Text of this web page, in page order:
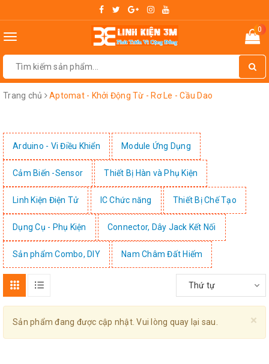
Toggle
0
Trang chủ Aptomat - Khởi Động Từ - Rơ Le - Cầu Dao
Arduino - Vi Điều Khiển Module Ứng Dụng
Cảm Biến -Sensor Thiết Bị Hàn và Phụ Kiện
Linh Kiện Điện Tử IC Chức năng Thiết Bị Chế Tạo
Dụng Cụ - Phụ Kiện Connector, Dây Jack Kết Nối
Sản phẩm Combo, DIY Nam Châm Đất Hiếm
Thứ tự
×
Sản phẩm đang được cập nhật. Vui lòng quay lại sau.